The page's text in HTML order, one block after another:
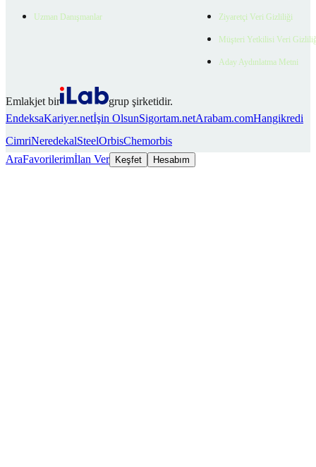
Uzman Danışmanlar Ziyaretçi Veri Gizliliği
Müşteri Yetkilisi Veri
Aday Aydınlatma Metni
Emlakjet bir
grup şirketidir.
EndeksaKariyer.netİşin OlsunSigortam.netArabam.comHangikredi
CimriNeredekalSteelOrbisChemorbis
AraFavorilerimİlan Ver Keşfet Hesabım